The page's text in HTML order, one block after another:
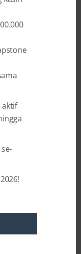
berkaitan?
yang
kalkulus.
antara dua
artikel
informatik
1956 oleh
aktif